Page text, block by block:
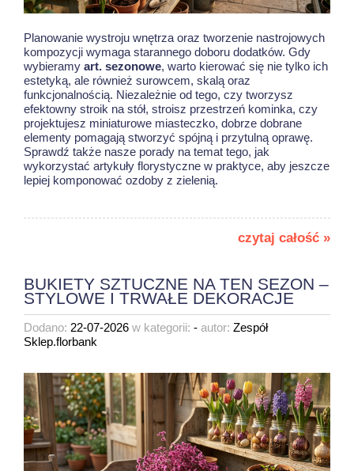
Planowanie wystroju wnętrza oraz tworzenie nastrojowych
kompozycji wymaga starannego doboru dodatków. Gdy
wybieramy art. sezonowe, warto kierować się nie tylko ich
estetyką, ale również surowcem, skalą oraz
funkcjonalnością. Niezależnie od tego, czy tworzysz
efektowny stroik na stół, stroisz przestrzeń kominka, czy
projektujesz miniaturowe miasteczko, dobrze dobrane
elementy pomagają stworzyć spójną i przytulną oprawę.
Sprawdź także nasze porady na temat tego, jak
wykorzystać artykuły florystyczne w praktyce, aby jeszcze
lepiej komponować ozdoby z zielenią.
czytaj całość »
BUKIETY SZTUCZNE NA TEN SEZON –
STYLOWE I TRWAŁE DEKORACJE
Dodano: 22-07-2026 w kategorii: - autor: Zespół
Sklep.florbank